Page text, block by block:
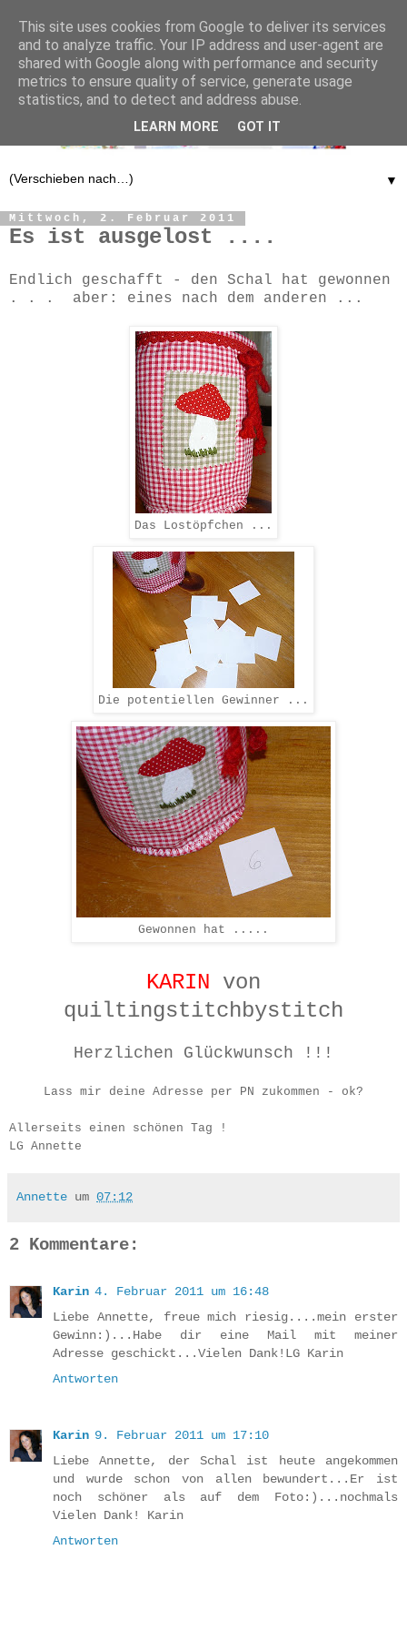
▼
Mittwoch, 2. Februar 2011
Es ist ausgelost ....
Endlich geschafft - den Schal hat gewonnen
. . . aber: eines nach dem anderen ...
Das Lostöpfchen ...
Die potentiellen Gewinner ...
Gewonnen hat .....
KARIN von
quiltingstitchbystitch
Herzlichen Glückwunsch !!!
Lass mir deine Adresse per PN zukommen - ok?
Allerseits einen schönen Tag !
LG Annette
Annette um 07:12
2 Kommentare:
Karin 4. Februar 2011 um 16:48
Liebe Annette, freue mich riesig....mein erster
Gewinn:)...Habe dir eine Mail mit meiner
Adresse geschickt...Vielen Dank!LG Karin
Antworten
Karin 9. Februar 2011 um 17:10
Liebe Annette, der Schal ist heute angekommen
und wurde schon von allen bewundert...Er ist
noch schöner als auf dem Foto:)...nochmals
Vielen Dank! Karin
Antworten
This site uses cookies from Google to deliver its services
and to analyze traffic. Your IP address and user-agent are
shared with Google along with performance and security
metrics to ensure quality of service, generate usage
statistics, and to detect and address abuse.
LEARN MORE GOT IT